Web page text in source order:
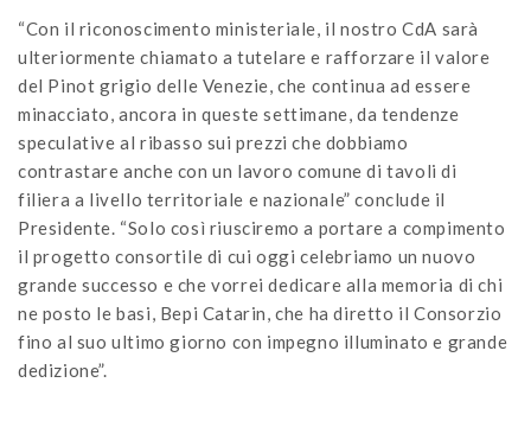
“Con il riconoscimento ministeriale, il nostro CdA sarà
ulteriormente chiamato a tutelare e rafforzare il valore
del Pinot grigio delle Venezie, che continua ad essere
minacciato, ancora in queste settimane, da tendenze
speculative al ribasso sui prezzi che dobbiamo
contrastare anche con un lavoro comune di tavoli di
filiera a livello territoriale e nazionale” conclude il
Presidente. “Solo così riusciremo a portare a compimento
il progetto consortile di cui oggi celebriamo un nuovo
grande successo e che vorrei dedicare alla memoria di chi
ne posto le basi, Bepi Catarin, che ha diretto il Consorzio
fino al suo ultimo giorno con impegno illuminato e grande
dedizione”.